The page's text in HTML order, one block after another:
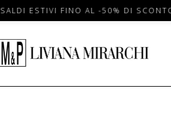
ESTIVI FINO AL -50% DI